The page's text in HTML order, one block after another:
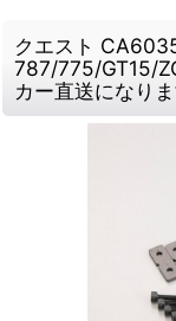
クエスト
787/775/GT15/
カー直送になりま